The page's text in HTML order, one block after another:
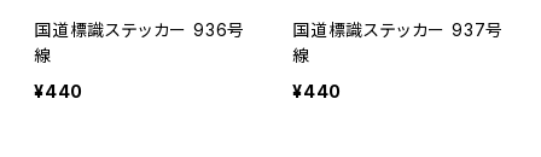
国道標識ステッカー 936号
線
¥440
国道標識ステッカー 937号
線
¥440